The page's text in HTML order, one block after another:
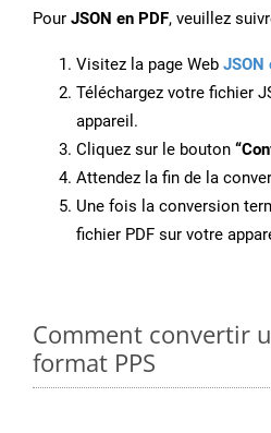
Pour JSON en PDF, veuillez
Visitez la page Web JSON
Téléchargez votre fichier
appareil.
Cliquez sur le bouton
Attendez la fin de la
Une fois la conversion
fichier PDF sur votre
Comment convertir
format PPS